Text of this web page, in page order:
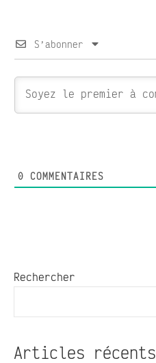
S’abonner
0 COMMENTAIRES
Rechercher
Articles récents